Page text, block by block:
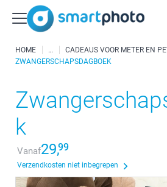
HOME
CADEAUS VOOR METER EN
ZWANGERSCHAPSDAGBOEK
k
Vanaf29,99
Verzendkosten niet inbegrepen